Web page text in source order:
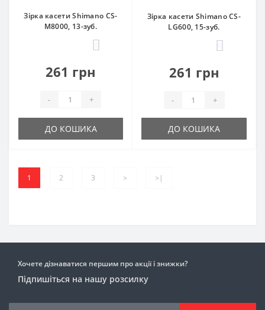
Зірка касети Shimano CS-
М8000, 13-зуб.
261 грн
- +
ДО КОШИКА
Зірка касети Shimano CS-
LG600, 15-зуб.
261 грн
- +
ДО КОШИКА
1 2 3 > >|
Хочете дізнаватися першим про акції і знижки?
Підпишіться на нашу розсилку